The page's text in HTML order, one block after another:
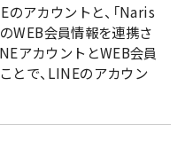
アカウントと、「Naris
WEB会員情報を連携さ
アカウントとWEB会員
とで、LINEのアカウン